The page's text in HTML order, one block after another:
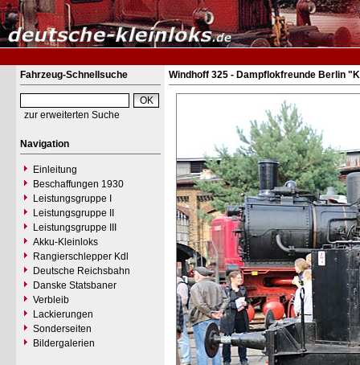
Fahrzeug-Schnellsuche
zur erweiterten Suche
Navigation
Einleitung
Beschaffungen 1930
Leistungsgruppe I
Leistungsgruppe II
Leistungsgruppe III
Akku-Kleinloks
Rangierschlepper Kdl
Deutsche Reichsbahn
Danske Statsbaner
Verbleib
Lackierungen
Sonderseiten
Bildergalerien
Windhoff 325 - Dampflokfreunde Berlin